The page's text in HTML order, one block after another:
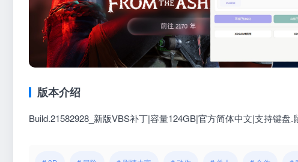
版本介绍
Build.21582928_新版VBS补丁|容量124GB|官方简体中文|支持键盘.